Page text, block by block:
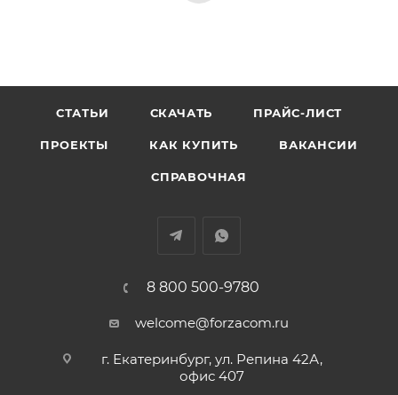
СТАТЬИ СКАЧАТЬ ПРАЙС-ЛИСТ
ПРОЕКТЫ КАК КУПИТЬ ВАКАНСИИ
СПРАВОЧНАЯ
8 800 500-9780
welcome@forzacom.ru
г. Екатеринбург, ул. Репина 42А,
офис 407